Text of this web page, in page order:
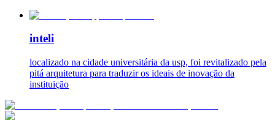
inteli
localizado na cidade universitária da usp, foi revitalizado pela
pitá arquitetura para traduzir os ideais de inovação da
instituição